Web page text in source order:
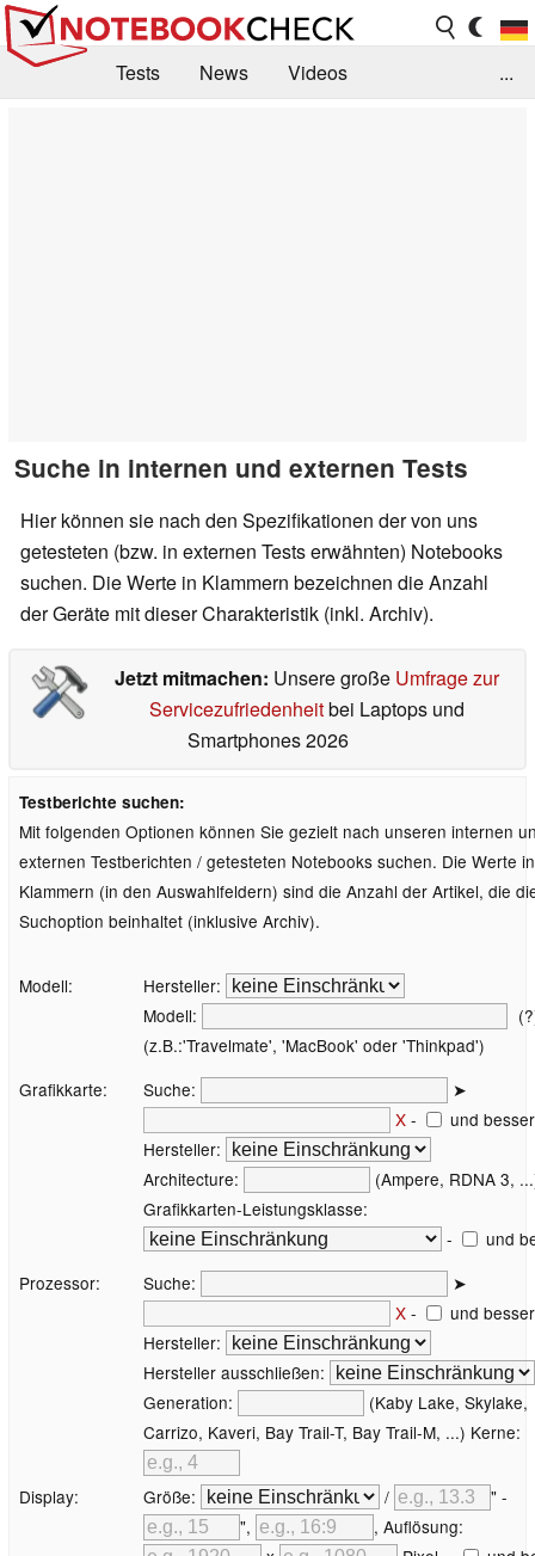
Tests News
Videos
...
Suche in internen und externen Tests
Hier können sie nach den Spezifikationen der von uns
getesteten (bzw. in externen Tests erwähnten) Notebooks
suchen. Die Werte in Klammern bezeichnen die Anzahl
der Geräte mit dieser Charakteristik (inkl. Archiv).
Jetzt mitmachen: Unsere große Umfrage zur
Servicezufriedenheitbei Laptops und
Smartphones 2026
Testberichte suchen:
Mit folgenden Optionen können Sie gezielt nach unseren internen
externen Testberichten / getesteten Notebooks suchen. Die Werte in
Klammern (in den Auswahlfeldern) sind die Anzahl der Artikel, die
Suchoption beinhaltet (inklusive Archiv).
Modell:
Hersteller:
Modell:
(z.B.:'Travelmate', 'MacBook' oder 'Thinkpad')
Grafikkarte:
Suche:
➤
X -
und besser
Hersteller:
Architecture:
(Ampere, RDNA 3,
Grafikkarten-Leistungsklasse:
-
und
Prozessor:
Suche:
➤
X -
und besser
Hersteller:
Hersteller ausschließen:
Generation:
(Kaby Lake, Skylake,
Carrizo, Kaveri, Bay Trail-T, Bay Trail-M, ...) Kerne:
Display: Größe: /
" -
",
, Auflösung: